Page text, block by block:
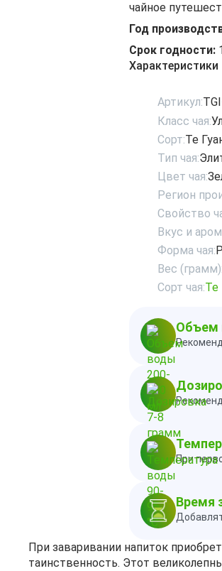
чайное
Год
Срок годности:
Характеристики
Артикул:
Класс чая:
Сорт:Те
Тип чая:
Цвет чая:
Регион
Свойство
Вкус и
Форма чая:
Вес (грамм):
Сорт чая:Те
Объем
При
Время
При заваривании напиток
таинственность. Этот